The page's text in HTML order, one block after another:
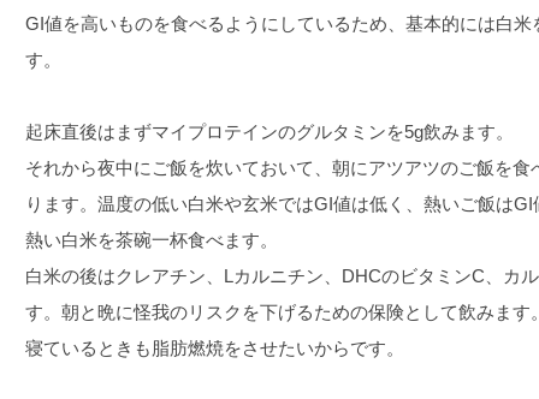
GI値を高いものを食べるようにしているため、基本的には白
す。
起床直後はまずマイプロテインのグルタミンを5g飲みます。
それから夜中にご飯を炊いておいて、朝にアツアツのご飯を
ります。温度の低い白米や玄米ではGI値は低く、熱いご飯は
熱い白米を茶碗一杯食べます。
白米の後はクレアチン、Lカルニチン、DHCのビタミンC、カ
す。朝と晩に怪我のリスクを下げるための保険として飲みま
寝ているときも脂肪燃焼をさせたいからです。